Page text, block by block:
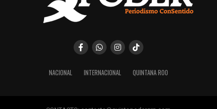
NACIONAL INTERNACIONAL QUINTANA ROO